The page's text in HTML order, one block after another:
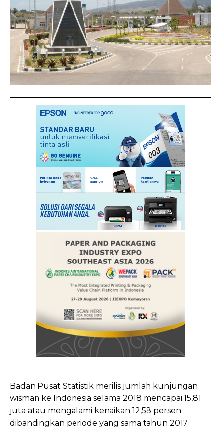
Badan Pusat Statistik merilis jumlah kunjungan
wisman ke Indonesia selama 2018 mencapai 15,81
juta atau mengalami kenaikan 12,58 persen
dibandingkan periode yang sama tahun 2017